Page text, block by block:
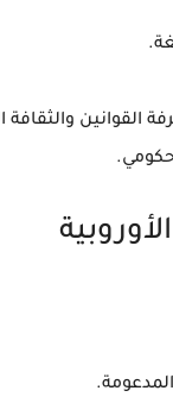
القوانين والثقافة
حكومي.
.